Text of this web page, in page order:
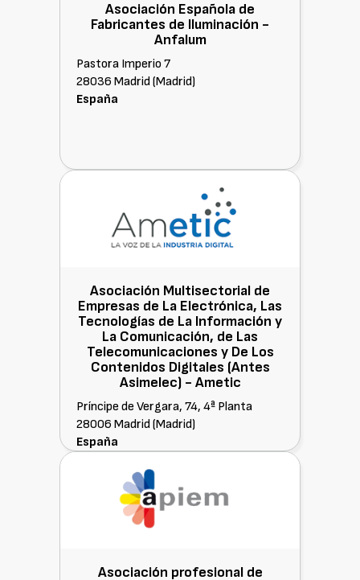
Asociación Española de
Fabricantes de Iluminación -
Anfalum
Pastora Imperio 7
28036 Madrid (Madrid)
España
Asociación Multisectorial de
Empresas de La Electrónica, Las
Tecnologías de La Información y
La Comunicación, de Las
Telecomunicaciones y De Los
Contenidos Digitales (Antes
Asimelec) - Ametic
Príncipe de Vergara, 74, 4ª Planta
28006 Madrid (Madrid)
España
Asociación Multisectorial de Empresas de
la Electrónica, las Tecnologías de la
Información y la Comunicación, de las
Telecomunicaciones y de los Contenidos
Asociación profesional de